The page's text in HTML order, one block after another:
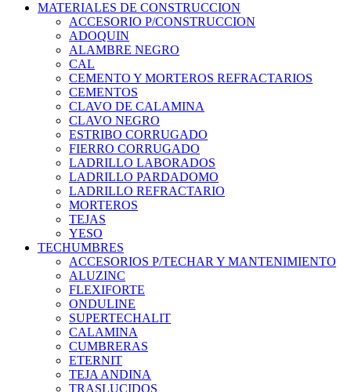
MATERIALES DE CONSTRUCCION
ACCESORIO P/CONSTRUCCION
ADOQUIN
ALAMBRE NEGRO
CAL
CEMENTO Y MORTEROS REFRACTARIOS
CEMENTOS
CLAVO DE CALAMINA
CLAVO NEGRO
ESTRIBO CORRUGADO
FIERRO CORRUGADO
LADRILLO LABORADOS
LADRILLO PARDADOMO
LADRILLO REFRACTARIO
MORTEROS
TEJAS
YESO
TECHUMBRES
ACCESORIOS P/TECHAR Y MANTENIMIENTO
ALUZINC
FLEXIFORTE
ONDULINE
SUPERTECHALIT
CALAMINA
CUMBRERAS
ETERNIT
TEJA ANDINA
TRASLUCIDOS